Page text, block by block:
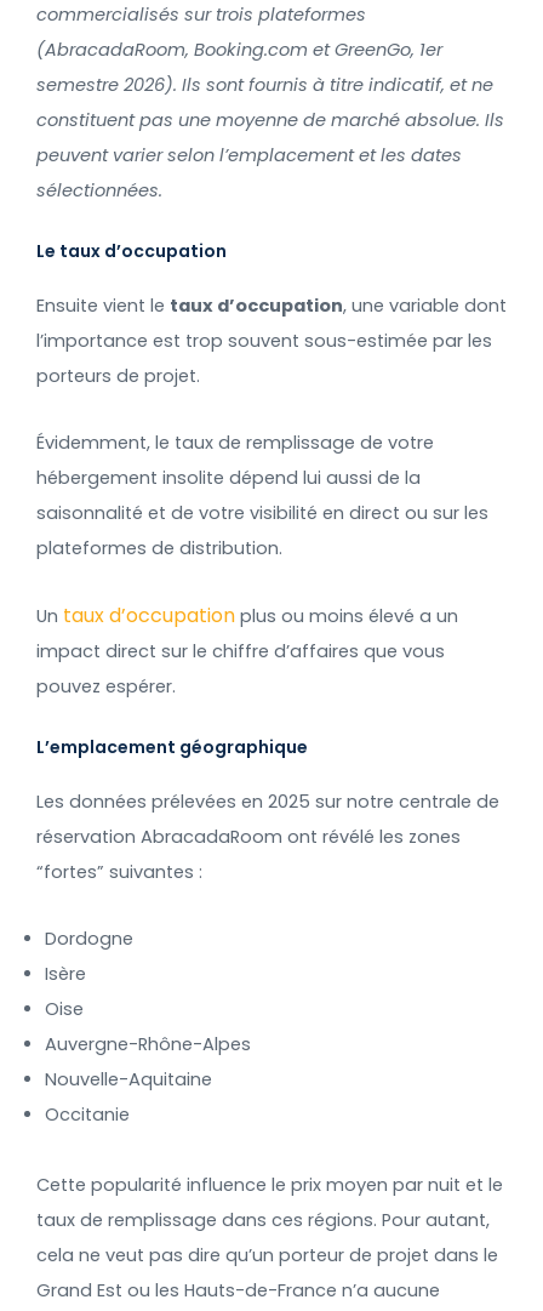
commercialisés sur trois plateformes
(AbracadaRoom, Booking.com et GreenGo, 1er
semestre 2026). Ils sont fournis à titre indicatif, et ne
constituent pas une moyenne de marché absolue. Ils
peuvent varier selon l’emplacement et les dates
sélectionnées.
Le taux d’occupation
Ensuite vient le taux d’occupation, une variable dont
l’importance est trop souvent sous-estimée par les
porteurs de projet.
Évidemment, le taux de remplissage de votre
hébergement insolite dépend lui aussi de la
saisonnalité et de votre visibilité en direct ou sur les
plateformes de distribution.
Un taux d’occupation plus ou moins élevé a un
impact direct sur le chiffre d’affaires que vous
pouvez espérer.
L’emplacement géographique
Les données prélevées en 2025 sur notre centrale de
réservation AbracadaRoom ont révélé les zones
“fortes” suivantes :
Dordogne
Isère
Oise
Auvergne-Rhône-Alpes
Nouvelle-Aquitaine
Occitanie
Cette popularité influence le prix moyen par nuit et le
taux de remplissage dans ces régions. Pour autant,
cela ne veut pas dire qu’un porteur de projet dans le
Grand Est ou les Hauts-de-France n’a aucune